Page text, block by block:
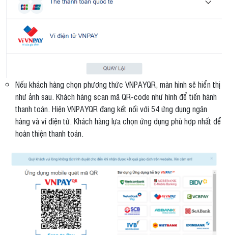
Nếu khách hàng chọn phương thức VNPAYQR, màn hình sẽ hiển thị
như ảnh sau. Khách hàng scan mã QR-code như hình để tiến hành
thanh toán. Hiện VNPAYQR đang kết nối với 54 ứng dụng ngân
hàng và ví điện tử. Khách hàng lựa chọn ứng dụng phù hợp nhất để
hoàn thiện thanh toán.